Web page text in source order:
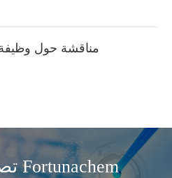
مناقشة حول وظيفة
تصفح بواسطة Fortunachem